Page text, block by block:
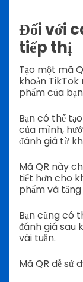
Đối với
tiếp thị
Tạo một mã
khoản TikTok
phẩm của
Bạn có thể
của mình,
đánh giá từ
Mã QR này
tiết hơn cho
phẩm và
Bạn cũng có
đánh giá sau
vài tuần.
Mã QR dễ sử